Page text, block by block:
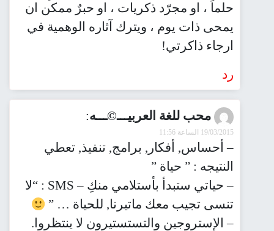
حلماً ، او مجرّد ذكريات ، او حبرٌ ممكن ان
يمحى ذات يوم ، ويترك آثاره الوهمية في
ارجاء ذاكرتي!
رد
محب للغة العربيـــ©ـــه:
19/03/2015 الساعة 11:56
– أحساس, أفكار, برامج, تنفيذ, تعطي
النتيجه : ” حياة ”
– حياتي ستبدأ بأستلامي منكِ – SMS : “لا
تنسى تجيب معك ماتيرنا, للحياة … ”
– الإستروجين والتستستيرون لا ينتظروا.